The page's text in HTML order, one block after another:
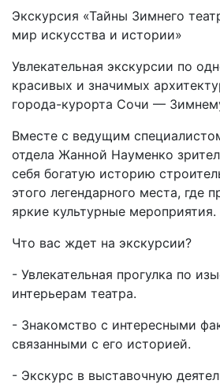
Экскурсия «Тайны Зимнего
мир искусства и истории»
Увлекательная экскурсии по
красивых и значимых
города-курорта Сочи —
Вместе с ведущим
отдела Жанной Науменко
себя богатую историю
этого легендарного места, где
яркие культурные мероприятия.
Что вас ждет на экскурсии?
- Увлекательная прогулка по
интерьерам театра.
- Знакомство с интересными
связанными с его историей.
- Экскурс в выставочную